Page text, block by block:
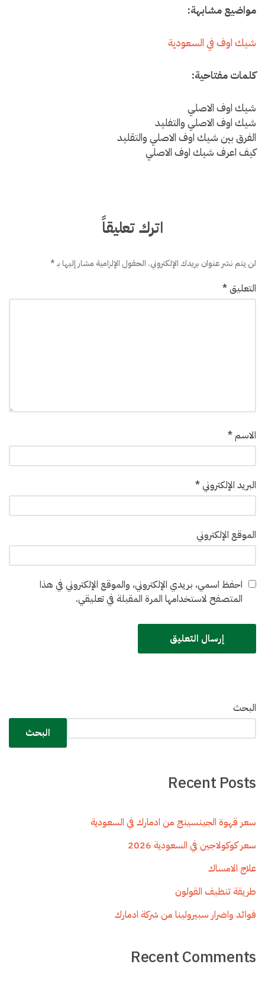
مواضيع مشابهة:
شيك اوف في السعودية
كلمات مفتاحية:
شيك اوف الاصلي
شيك اوف الاصلي والتفليد
الفرق بين شيك اوف الاصلي والتقليد
كيف اعرف شيك اوف الاصلي
اترك تعليقاً
لن يتم نشر عنوان بريدك الإلكتروني. الحقول الإلزامية مشار إليها بـ*
التعليق*
الاسم*
البريد الإلكتروني*
الموقع الإلكتروني
احفظ اسمي، بريدي الإلكتروني، والموقع الإلكتروني في هذا
المتصفح لاستخدامها المرة المقبلة في تعليقي.
البحث
البحث
Recent Posts
سعر قهوة الجينسينج من ادمارك في السعودية
سعر كوكولاجين في السعودية 2026
علاج الامساك
طريقة تنظيف القولون
فوائد واضرار سبيرولينا من شركة ادمارك
Recent Comments